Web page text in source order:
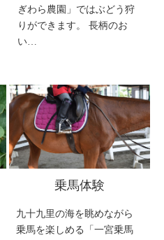
ぎわら農園」ではぶどう狩
りができます。 長柄のお
い…
乗馬体験
九十九里の海を眺めながら
乗馬を楽しめる「一宮乗馬